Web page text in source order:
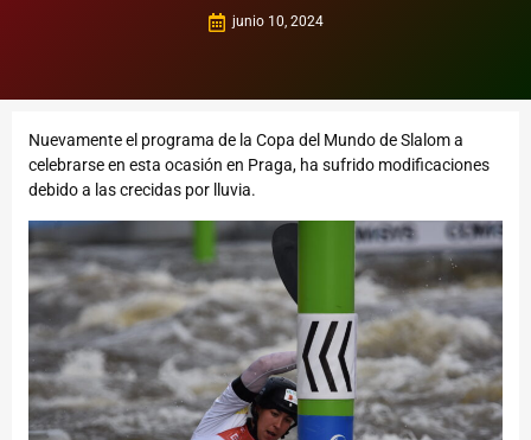
junio 10, 2024
Nuevamente el programa de la Copa del Mundo de Slalom a
celebrarse en esta ocasión en Praga, ha sufrido modificaciones
debido a las crecidas por lluvia.